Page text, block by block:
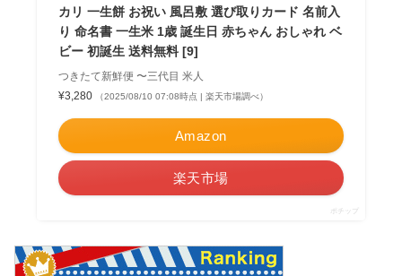
カリ 一生餅 お祝い 風呂敷 選び取りカード 名前入
り 命名書 一生米 1歳 誕生日 赤ちゃん おしゃれ ベ
ビー 初誕生 送料無料 [9]
つきたて新鮮便 〜三代目 米人
¥3,280
（2025/08/10 07:08時点 | 楽天市場調べ）
Amazon
楽天市場
ポチップ